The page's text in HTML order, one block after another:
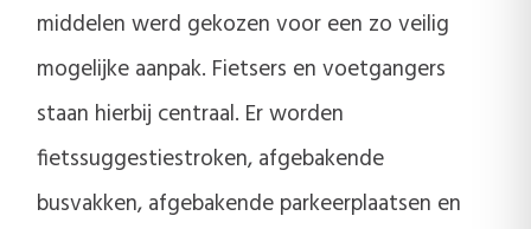
middelen werd gekozen voor een zo veilig
mogelijke aanpak. Fietsers en voetgangers
staan hierbij centraal. Er worden
fietssuggestiestroken, afgebakende
busvakken, afgebakende parkeerplaatsen en